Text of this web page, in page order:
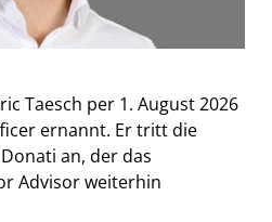
Taesch per 1. August 2026
ernannt. Er tritt die
an, der das
Advisor weiterhin